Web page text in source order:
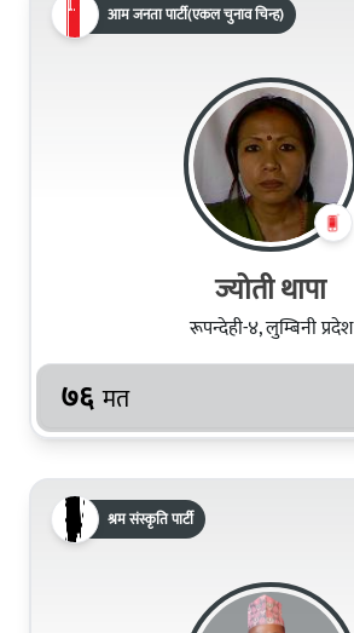
आम जनता पार्टी(एकल चुनाव चिन्ह)
ज्योती थापा
रूपन्देही-४, लुम्बिनी प्रदेश
७६ मत
श्रम संस्कृति पार्टी